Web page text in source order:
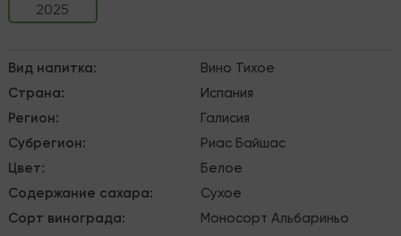
2025
Вид напитка: Вино Тихое
Страна:
Испания
Регион:
Галисия
Субрегион:
Риас Байшас
Цвет:
Белое
Содержание сахара:
Сухое
Сорт винограда: Моносорт Альбариньо